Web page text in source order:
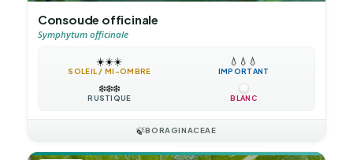
Consoude officinale
Symphytum officinale
☀️☀️☀️
SOLEIL / MI-OMBRE
💧 💧 💧
IMPORTANT
❄️❄️❄️
RUSTIQUE BLANC
🍃BORAGINACEAE